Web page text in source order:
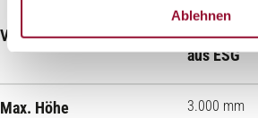
Ablehnen
Verglasung
VSG 12
aus ESG
Max. Höhe 3.000 mm